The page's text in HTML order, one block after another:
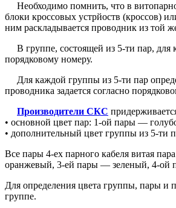
Необходимо помнить, что в
блоки кроссовых устрйоств (кроссов)
ним раскладывается проводник из
В группе, состоящей из 5-ти пар, для
порядковому номеру.
Для каждой группы из 5-ти пар
проводника задается согласно
Производители СКС
• основной цвет пар: 1-ой пары —
• дополнительный цвет группы из 5-
Все пары 4-ех парного кабеля витая
оранжевый, 3-ей пары — зеленый, 4-ой
Для определения цвета группы, пары и
группе.